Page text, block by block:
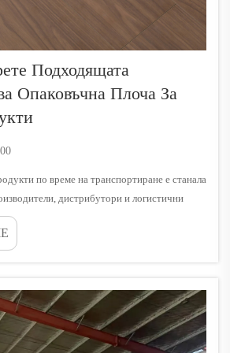
Подходящата
Опаковъчна Плоча За
по време на транспортиране е станала
дистрибутори и логистични
Правилното противоплъзгаво опаковъчно
разликата между безопасното